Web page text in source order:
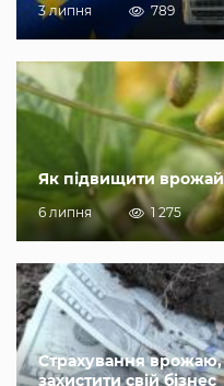
3 липня 789
Як підвищити
6 липня 1 275
Страхування
захистити свій бізнес